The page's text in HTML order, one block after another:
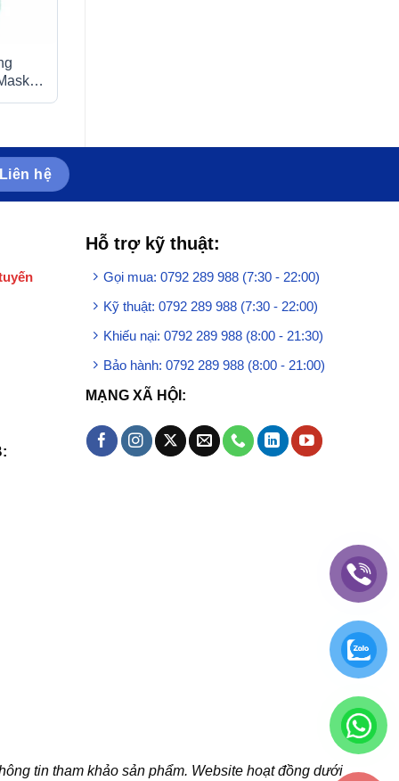
Liên hệ
Hỗ trợ kỹ thuật:
Gọi mua: 0792 289 988 (7:30 - 22:00)
Kỹ thuật: 0792 289 988 (7:30 - 22:00)
Khiếu nại: 0792 289 988 (8:00 - 21:30)
Bảo hành: 0792 289 988 (8:00 - 21:00)
MẠNG XÃ HỘI:
tin tham khảo sản phẩm. Website hoạt đồng dưới